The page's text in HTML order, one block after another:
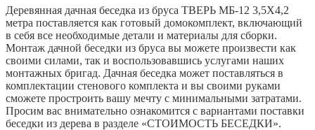
Деревянная дачная беседка из бруса ТВЕРЬ МБ-12 3,5Х4,2
метра поставляется как готовый домокомплект, включающий
в себя все необходимые детали и материалы для сборки.
Монтаж дачной беседки из бруса вы можете произвести как
своими силами, так и воспользовавшись услугами наших
монтажных бригад. Дачная беседка может поставляться в
комплектации стенового комплекта и вы своими руками
сможете простроить вашу мечту с минимальными затратами.
Просим вас внимательно ознакомится с вариантами поставки
беседки из дерева в разделе «СТОИМОСТЬ БЕСЕДКИ».